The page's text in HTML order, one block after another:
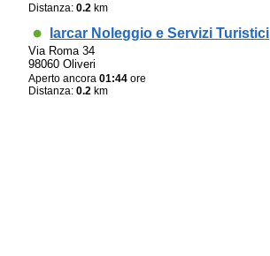
Distanza:0.2 km
Iarcar Noleggio e Servizi Turistici
Via Roma 34
98060 Oliveri
Aperto ancora01:44 ore
Distanza:0.2 km